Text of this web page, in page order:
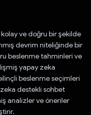
kolay ve doğru bir şekilde
devrim niteliğinde bir
beslenme tahminleri ve
yapay zeka
beslenme seçimleri
destekli sohbet
analizler ve öneriler